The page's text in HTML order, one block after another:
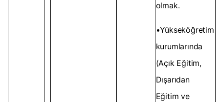
olmak.
•Yükseköğretim
kurumlarında
(Açık Eğitim,
Dışarıdan
Eğitim ve